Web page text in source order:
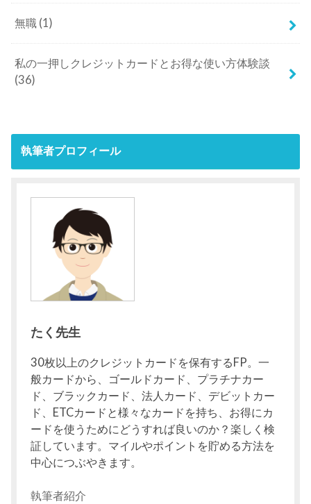
無職 (1)
私の一押しクレジットカードとお得な使い方体験談
(36)
執筆者プロフィール
たく先生
30枚以上のクレジットカードを保有するFP。一
般カードから、ゴールドカード、プラチナカー
ド、ブラックカード、法人カード、デビットカー
ド、ETCカードと様々なカードを持ち、お得にカ
ードを使うためにどうすれば良いのか？楽しく検
証しています。マイルやポイントを貯める方法を
中心につぶやきます。
執筆者紹介